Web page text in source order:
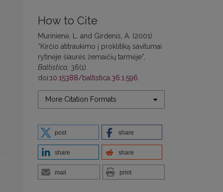
How to Cite
Murinienė, L. and Girdenis, A. (2001)
“Kirčio atitraukimo į proklitiką savitumai
rytinėje šiaurės žemaičių tarmėje”,
Baltistica, 36(1).
doi:10.15388/baltistica.36.1.596.
More Citation Formats
post share
share share
mail print